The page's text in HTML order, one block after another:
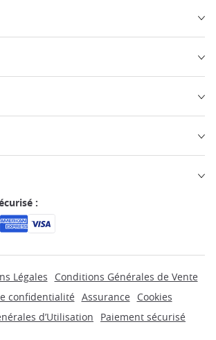
:
Légales
Conditions Générales de Vente
confidentialité Assurance
Cookies
d’Utilisation
Paiement sécurisé